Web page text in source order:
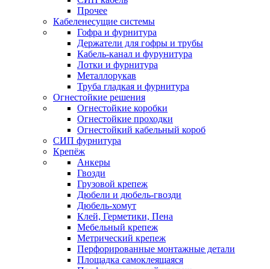
Прочее
Кабеленесущие системы
Гофра и фурнитура
Держатели для гофры и трубы
Кабель-канал и фурунитура
Лотки и фурнитура
Металлорукав
Труба гладкая и фурнитура
Огнестойкие решения
Огнестойкие коробки
Огнестойкие проходки
Огнестойкий кабельный короб
СИП фурнитура
Крепёж
Анкеры
Гвозди
Грузовой крепеж
Дюбели и дюбель-гвозди
Дюбель-хомут
Клей, Герметики, Пена
Мебельный крепеж
Метрический крепеж
Перфорированные монтажные детали
Площадка самоклеящаяся